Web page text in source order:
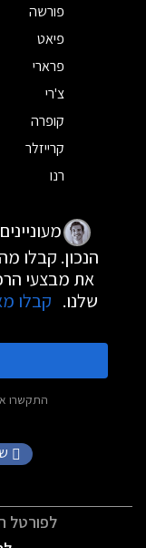
פורשה
פיאט
פרארי
צ'רי
קופרה
קרייזלר
רנו
הנכון. קבלו
את מבצעי
שלנו. קבלו
התקשרו
לפורטל